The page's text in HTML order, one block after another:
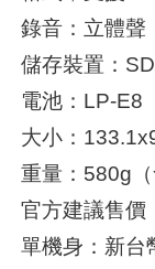
錄音：立體聲
儲存裝置：
電池：LP-E8
大小：
重量：580g（
官方建議售價
單機身：新台